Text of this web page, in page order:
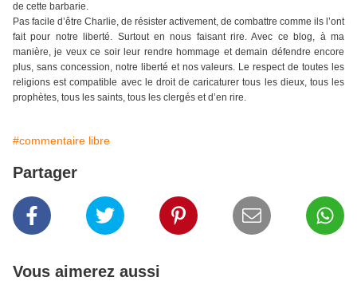
de cette barbarie.
Pas facile d’être Charlie, de résister activement, de combattre comme ils l’ont
fait pour notre liberté. Surtout en nous faisant rire. Avec ce blog, à ma
manière, je veux ce soir leur rendre hommage et demain défendre encore
plus, sans concession, notre liberté et nos valeurs. Le respect de toutes les
religions est compatible avec le droit de caricaturer tous les dieux, tous les
prophètes, tous les saints, tous les clergés et d’en rire.
#commentaire libre
Partager
Vous aimerez aussi